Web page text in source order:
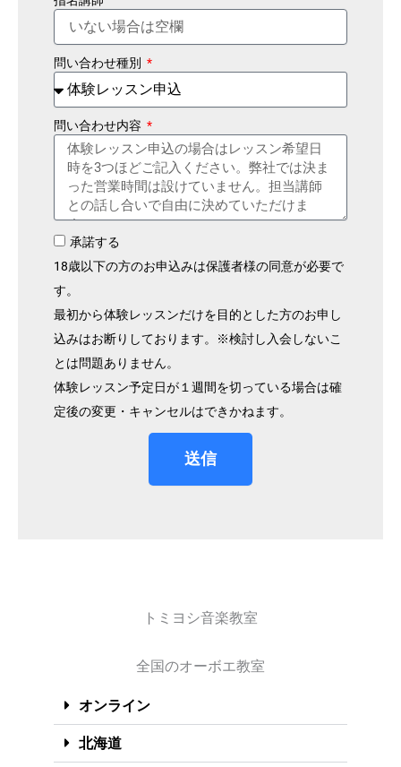
問い合わせ種別
問い合わせ内容
承諾する
18歳以下の方のお申込みは保護者様の同意が必要で
す。
最初から体験レッスンだけを目的とした方のお申し
込みはお断りしております。※検討し入会しないこ
とは問題ありません。
体験レッスン予定日が１週間を切っている場合は確
定後の変更・キャンセルはできかねます。
送信
トミヨシ音楽教室
全国のオーボエ教室
オンライン
北海道